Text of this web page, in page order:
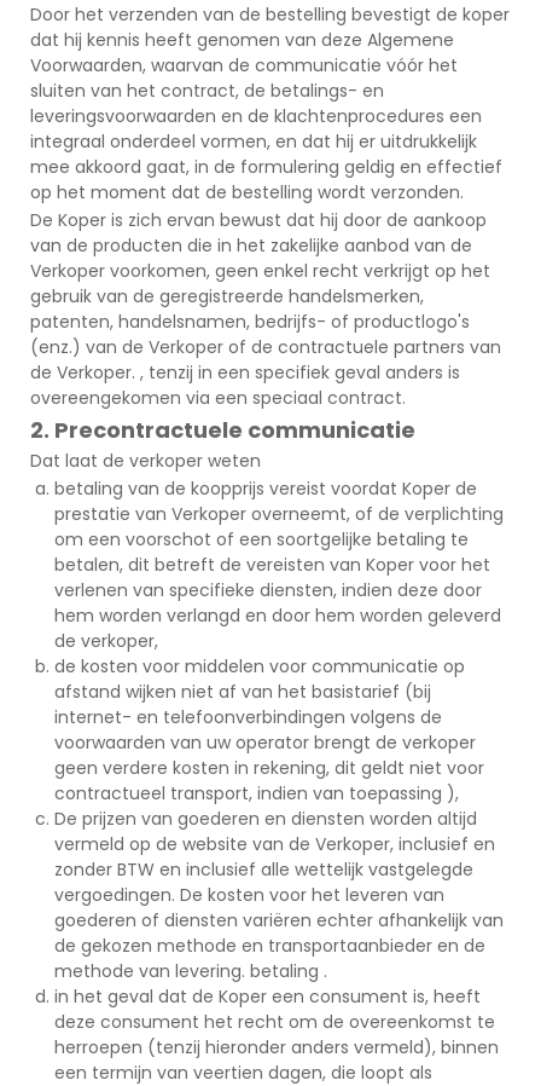
Door het verzenden van de bestelling bevestigt de koper
dat hij kennis heeft genomen van deze Algemene
Voorwaarden, waarvan de communicatie vóór het
sluiten van het contract, de betalings- en
leveringsvoorwaarden en de klachtenprocedures een
integraal onderdeel vormen, en dat hij er uitdrukkelijk
mee akkoord gaat, in de formulering geldig en effectief
op het moment dat de bestelling wordt verzonden.
De Koper is zich ervan bewust dat hij door de aankoop
van de producten die in het zakelijke aanbod van de
Verkoper voorkomen, geen enkel recht verkrijgt op het
gebruik van de geregistreerde handelsmerken,
patenten, handelsnamen, bedrijfs- of productlogo's
(enz.) van de Verkoper of de contractuele partners van
de Verkoper. , tenzij in een specifiek geval anders is
overeengekomen via een speciaal contract.
2. Precontractuele communicatie
Dat laat de verkoper weten
betaling van de koopprijs vereist voordat Koper de
prestatie van Verkoper overneemt, of de verplichting
om een voorschot of een soortgelijke betaling te
betalen, dit betreft de vereisten van Koper voor het
verlenen van specifieke diensten, indien deze door
hem worden verlangd en door hem worden geleverd
de verkoper,
de kosten voor middelen voor communicatie op
afstand wijken niet af van het basistarief (bij
internet- en telefoonverbindingen volgens de
voorwaarden van uw operator brengt de verkoper
geen verdere kosten in rekening, dit geldt niet voor
contractueel transport, indien van toepassing ),
De prijzen van goederen en diensten worden altijd
vermeld op de website van de Verkoper, inclusief en
zonder BTW en inclusief alle wettelijk vastgelegde
vergoedingen. De kosten voor het leveren van
goederen of diensten variëren echter afhankelijk van
de gekozen methode en transportaanbieder en de
methode van levering. betaling .
in het geval dat de Koper een consument is, heeft
deze consument het recht om de overeenkomst te
herroepen (tenzij hieronder anders vermeld), binnen
een termijn van veertien dagen, die loopt als